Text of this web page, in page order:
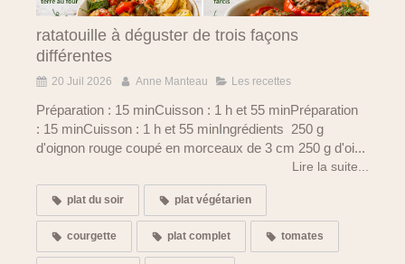
ratatouille à déguster de trois façons
différentes
20 Juil 2026 Anne Manteau Les recettes
Préparation : 15 minCuisson : 1 h et 55 minPréparation
: 15 minCuisson : 1 h et 55 minIngrédients 250 g
d'oignon rouge coupé en morceaux de 3 cm 250 g d'oi...
Lire la suite...
plat du soir plat végétarien
courgette plat complet tomates